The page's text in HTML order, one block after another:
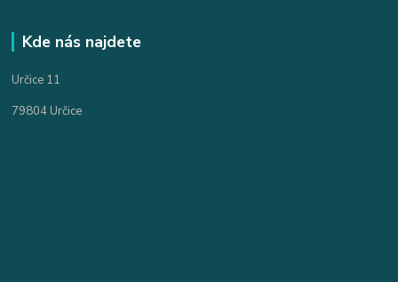
Kde nás najdete
Určice 11
79804 Určice